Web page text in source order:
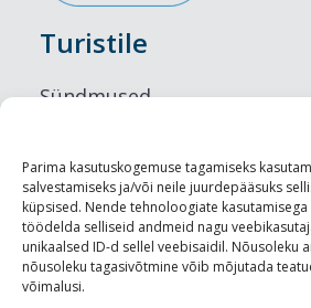
Parima kasutuskogemuse tagamiseks
salvestamiseks ja/või neile juurdepääsuks
küpsised. Nende tehnoloogiate
töödelda selliseid andmeid nagu
unikaalsed ID-d sellel veebisaidil. Nõusoleku
nõusoleku tagasivõtmine võib mõjutada
võimalusi.
Turistile
Sündmused
Maitseelamused
Vaatamisväärsused
Visit Tallinn